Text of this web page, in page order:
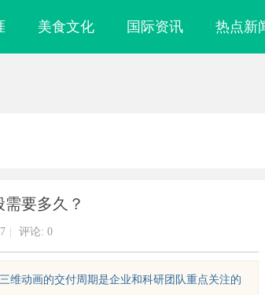
美食文化 国际资讯 热点新
要多久？
评论: 0
维动画的交付周期是企业和科研团队重点关注的